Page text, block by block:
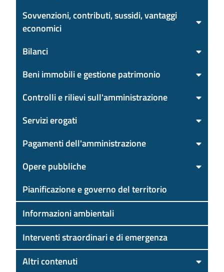
Sovvenzioni, contributi, sussidi, vantaggi
economici
Bilanci
Beni immobili e gestione patrimonio
Controlli e rilievi sull'amministrazione
Servizi erogati
Pagamenti dell'amministrazione
Opere pubbliche
Pianificazione e governo del territorio
Informazioni ambientali
Interventi straordinari e di emergenza
Altri contenuti